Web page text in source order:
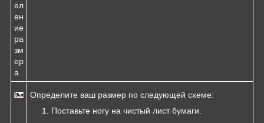
ел
ен
ие
ра
зм
ер
а
Определите ваш размер по следующей схеме:
Поставьте ногу на чистый лист бумаги.